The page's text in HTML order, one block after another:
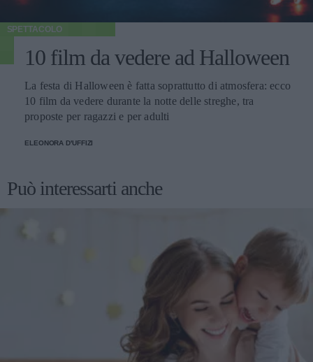
SPETTACOLO
10 film da vedere ad Halloween
La festa di Halloween è fatta soprattutto di atmosfera: ecco
10 film da vedere durante la notte delle streghe, tra
proposte per ragazzi e per adulti
ELEONORA D'UFFIZI
Può interessarti anche